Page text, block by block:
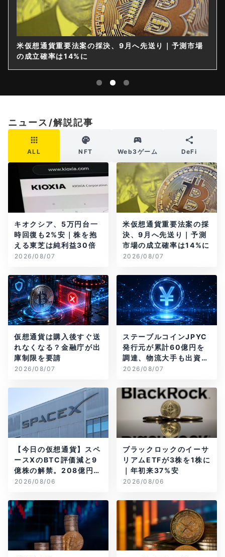
米仮想通貨重要法案の採決、9月へ先送り｜予測市場
の成立確率は14%に
ニュース/解説記事
ALL NFT Web3ゲーム DeFi
キオクシア、5万円台一
時回復も2%安｜株を抱
える東芝は純利益30倍
2026/08/07
米仮想通貨重要法案の採
決、9月へ先送り｜予測
市場の成立確率は14%に
2026/08/07
仮想通貨は購入後すぐ送
れなくなる？金融庁が出
庫制限を要請
2026/08/07
ステーブルコインJPYC
発行元が累計60億円を
調達、物流大手も出資参
画
2026/08/07
【今日の仮想通貨】スペ
ースXのBTC評価減と9
億株の解禁。208億円相
当のBTCが盗難
2026/08/06
ブラックロックのイーサ
リアムETFが3株を1株に
｜年初来37%安
2026/08/06